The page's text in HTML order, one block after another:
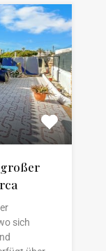
großer
sich